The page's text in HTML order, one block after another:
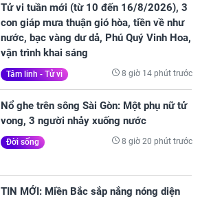
Tử vi tuần mới (từ 10 đến 16/8/2026), 3
con giáp mưa thuận gió hòa, tiền về như
nước, bạc vàng dư dả, Phú Quý Vinh Hoa,
vận trình khai sáng
Tâm linh - Tử vi 8 giờ 14 phút trước
Nổ ghe trên sông Sài Gòn: Một phụ nữ tử
vong, 3 người nhảy xuống nước
Đời sống 8 giờ 20 phút trước
TIN MỚI: Miền Bắc sắp nắng nóng diện